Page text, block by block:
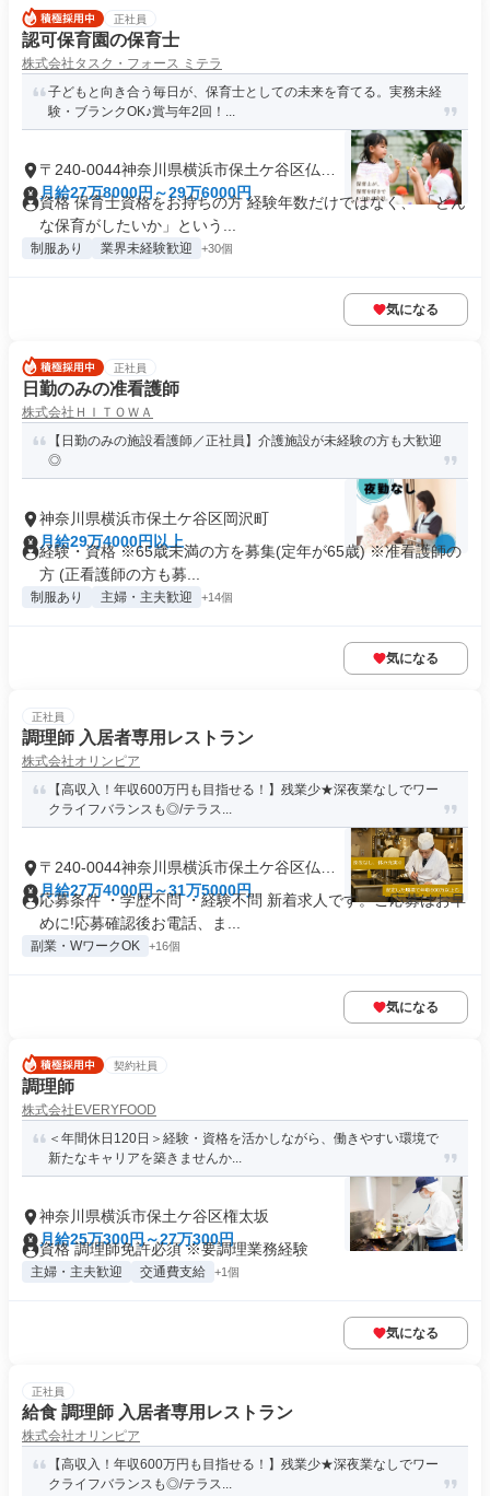
正社員
認可保育園の保育士
株式会社タスク・フォース ミテラ
子どもと向き合う毎日が、保育士としての未来を育てる。実務未経
験・ブランクOK♪賞与年2回！...
〒240-0044神奈川県横浜市保土ケ谷区仏向
町
月給27万8000円～29万6000円
資格 保育士資格をお持ちの方 経験年数だけではなく、 「どん
な保育がしたいか」という...
制服あり 業界未経験歓迎 +30個
気になる
正社員
日勤のみの准看護師
株式会社ＨＩＴＯＷＡ
【日勤のみの施設看護師／正社員】介護施設が未経験の方も大歓迎
◎
神奈川県横浜市保土ケ谷区岡沢町
月給29万4000円以上
経験・資格 ※65歳未満の方を募集(定年が65歳) ※准看護師の
方 (正看護師の方も募...
制服あり 主婦・主夫歓迎 +14個
気になる
正社員
調理師 入居者専用レストラン
株式会社オリンピア
【高収入！年収600万円も目指せる！】残業少★深夜業なしでワー
クライフバランスも◎/テラス...
〒240-0044神奈川県横浜市保土ケ谷区仏向
町
月給27万4000円～31万5000円
応募条件 ・学歴不問 ・経験不問 新着求人です。ご応募はお早
めに!応募確認後お電話、ま...
副業・WワークOK +16個
気になる
契約社員
調理師
株式会社EVERYFOOD
＜年間休日120日＞経験・資格を活かしながら、働きやすい環境で
新たなキャリアを築きませんか...
神奈川県横浜市保土ケ谷区権太坂
月給25万300円～27万300円
資格 調理師免許必須 ※要調理業務経験
主婦・主夫歓迎 交通費支給 +1個
気になる
正社員
給食 調理師 入居者専用レストラン
株式会社オリンピア
【高収入！年収600万円も目指せる！】残業少★深夜業なしでワー
クライフバランスも◎/テラス...